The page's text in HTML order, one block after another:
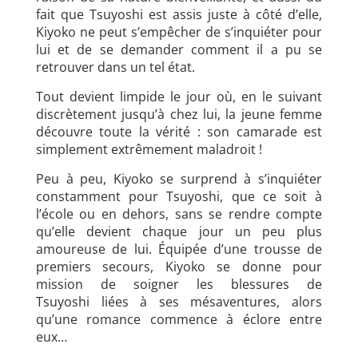
fait que Tsuyoshi est assis juste à côté d’elle,
Kiyoko ne peut s’empêcher de s’inquiéter pour
lui et de se demander comment il a pu se
retrouver dans un tel état.
Tout devient limpide le jour où, en le suivant
discrètement jusqu’à chez lui, la jeune femme
découvre toute la vérité : son camarade est
simplement extrêmement maladroit !
Peu à peu, Kiyoko se surprend à s’inquiéter
constamment pour Tsuyoshi, que ce soit à
l’école ou en dehors, sans se rendre compte
qu’elle devient chaque jour un peu plus
amoureuse de lui. Équipée d’une trousse de
premiers secours, Kiyoko se donne pour
mission de soigner les blessures de
Tsuyoshi liées à ses mésaventures, alors
qu’une romance commence à éclore entre
eux…